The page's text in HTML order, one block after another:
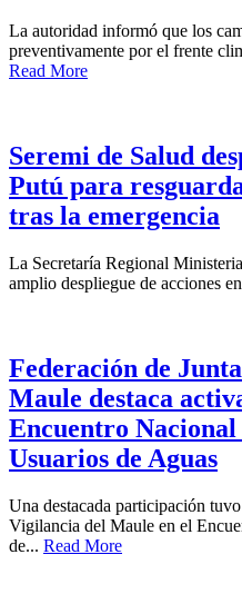
La autoridad informó que los
preventivamente por el frente
Read More
Seremi de Salud
Putú para
tras la emergencia
La Secretaría Regional
amplio despliegue de acciones
Federación de
Maule destaca
Encuentro Nacional
Usuarios de Aguas
Una destacada participación
Vigilancia del Maule en el
de... Read More